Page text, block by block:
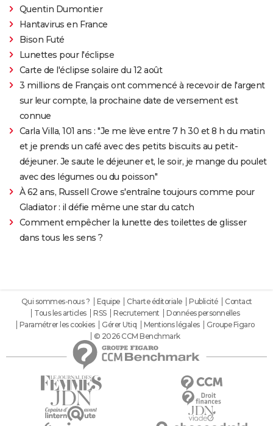
Quentin Dumontier
Hantavirus en France
Bison Futé
Lunettes pour l'éclipse
Carte de l'éclipse solaire du 12 août
3 millions de Français ont commencé à recevoir de l'argent
sur leur compte, la prochaine date de versement est
connue
Carla Villa, 101 ans : "Je me lève entre 7 h 30 et 8 h du matin
et je prends un café avec des petits biscuits au petit-
déjeuner. Je saute le déjeuner et, le soir, je mange du poulet
avec des légumes ou du poisson"
À 62 ans, Russell Crowe s'entraîne toujours comme pour
Gladiator : il défie même une star du catch
Comment empêcher la lunette des toilettes de glisser
dans tous les sens ?
Qui sommes-nous ? Equipe Charte éditoriale Publicité
Contact
Tous les articles
RSS Recrutement
Données personnelles
Paramétrer les cookies
Gérer Utiq Mentions légales
Groupe Figaro
© 2026 CCM Benchmark